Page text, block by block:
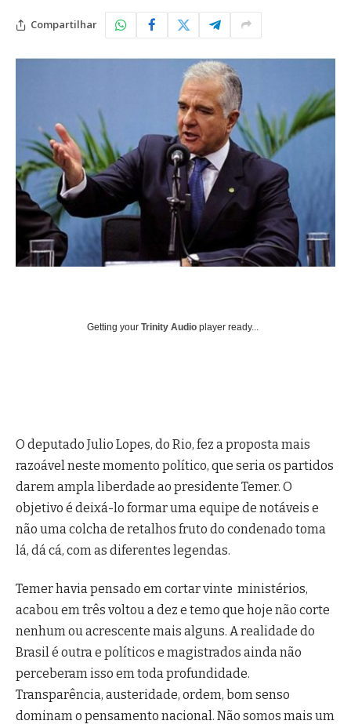
Compartilhar
Getting your Trinity Audio player ready...
O deputado Julio Lopes, do Rio, fez a proposta mais
razoável neste momento político, que seria os partidos
darem ampla liberdade ao presidente Temer. O
objetivo é deixá-lo formar uma equipe de notáveis e
não uma colcha de retalhos fruto do condenado toma
lá, dá cá, com as diferentes legendas.
Temer havia pensado em cortar vinte ministérios,
acabou em três voltou a dez e temo que hoje não corte
nenhum ou acrescente mais alguns. A realidade do
Brasil é outra e políticos e magistrados ainda não
perceberam isso em toda profundidade.
Transparência, austeridade, ordem, bom senso
dominam o pensamento nacional. Não somos mais um